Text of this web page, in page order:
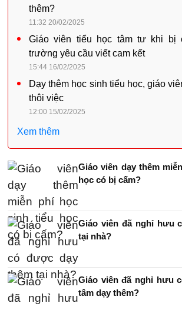
thêm?
11:32 20/02/2025
Giáo viên tiểu học tâm tư khi bị
trường yêu cầu viết cam kết
15:44 16/02/2025
Dạy thêm học sinh tiểu học, giáo
thôi việc
12:00 15/02/2025
Xem thêm
Giáo viên dạy thêm
học có bị cấm?
Giáo viên đã nghỉ hưu
tại nhà?
Giáo viên đã nghỉ hưu
tâm dạy thêm?